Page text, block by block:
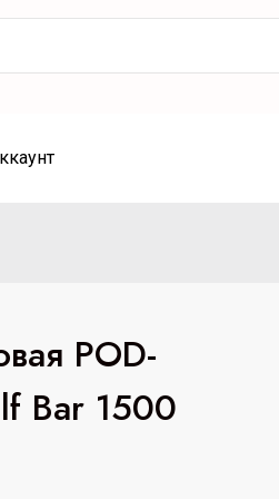
POD-
Bar 1500